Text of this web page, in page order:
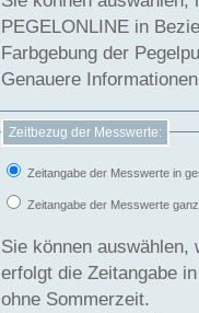
PEGELONLINE in Beziehung
Farbgebung der
Genauere
Zeitbezug der Messwerte:
Zeitangabe der Messwerte in
Zeitangabe der Messwerte
Sie können auswählen,
erfolgt die Zeitangabe
ohne Sommerzeit.